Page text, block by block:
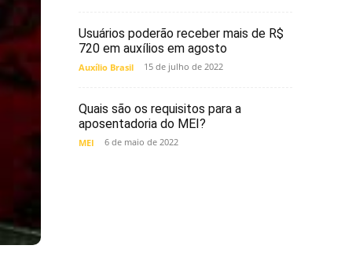
Usuários poderão receber mais de R$
720 em auxílios em agosto
Auxílio Brasil 15 de julho de 2022
Quais são os requisitos para a
aposentadoria do MEI?
MEI 6 de maio de 2022